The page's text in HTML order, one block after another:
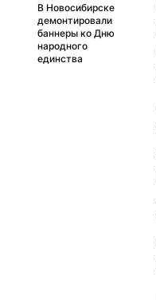
В Новосибирске
демонтировали
баннеры ко Дню
народного
единства